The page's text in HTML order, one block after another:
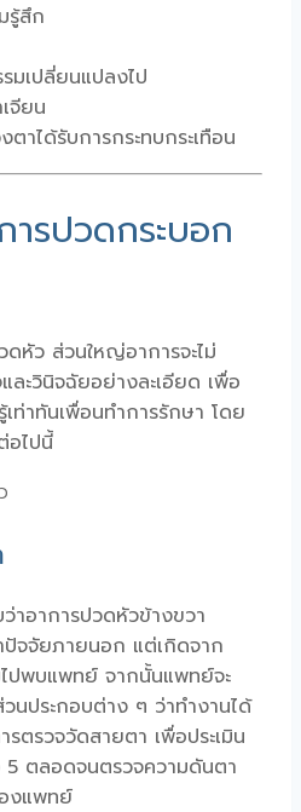
รู้สึก
มเปลี่ยนแปลงไป
จียน
ตาได้รับการกระทบกระเทือน
ารปวดกระบอก
หัว ส่วนใหญ่อาการจะไม่
ละวินิจฉัยอย่างละเอียด เพื่อ
ท่าทันเพื่อนทำการรักษา โดย
อไปนี้
าอาการปวดหัวข้างขวา
ปัจจัยภายนอก แต่เกิดจาก
ปพบแพทย์ จากนั้นแพทย์จะ
นประกอบต่าง ๆ ว่าทำงานได้
ตรวจวัดสายตา เพื่อประเมิน
ตลอดจนตรวจความดันตา
งแพทย์